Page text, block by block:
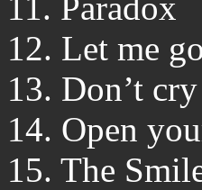
12. Let me
13. Don’t cry
14. Open
15. The